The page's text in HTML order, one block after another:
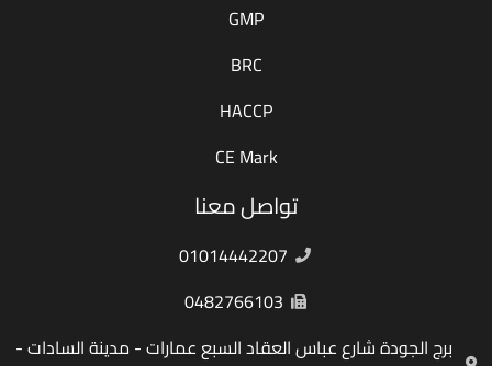
GMP
BRC
HACCP
CE Mark
تواصل معنا
01014442207
0482766103
برج الجودة شارع عباس العقاد السبع عمارات - مدينة السادات -